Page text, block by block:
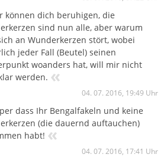
können dich beruhigen, die
sind nun alle, aber warum
an Wunderkerzen stört, wobei
jeder Fall (Beutel) seinen
woanders hat, will mir nicht
werden. «
04. 07. 2016, 19:49 Uhr
dass Ihr Bengalfakeln und keine
(die dauernd auftauchen)
habt! «
04. 07. 2016, 17:41 Uhr